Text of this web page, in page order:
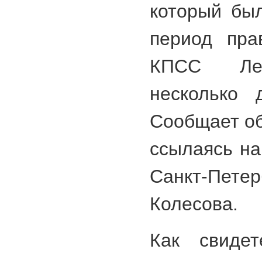
который
период
КПСС
несколько
Сообщает
ссылаясь
Санкт-
Колесова.
Как